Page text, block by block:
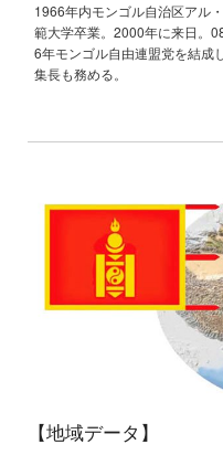
1966年内モンゴル自治区アル
範大学卒業。2000年に来日。
6年モンゴル自由連盟党を結成
集長も務める。
【地域データ】